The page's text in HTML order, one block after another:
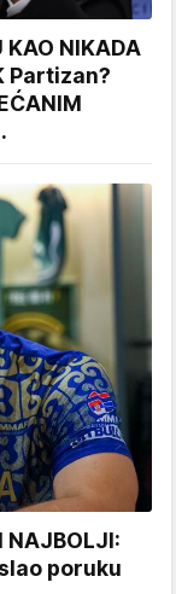
KAO NIKADA
Partizan?
NAJBOLJI:
poruku